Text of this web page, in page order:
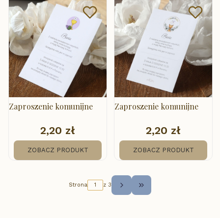
Zaproszenie komunijne
Cena
2,20 zł
ZOBACZ PRODUKT
Zaproszenie komunijne
Cena
2,20 zł
ZOBACZ PRODUKT
Strona z 3
Przejdź do ostatniej